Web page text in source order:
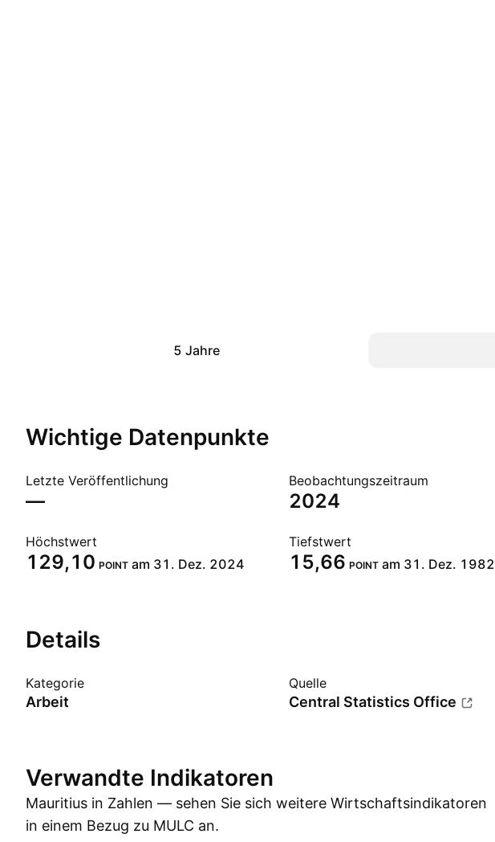
5 Jahre
Wichtige Datenpunkte
Letzte Veröffentlichung
—
Beobachtungszeitraum
2024
Höchstwert
129,10 POINT am 31. Dez. 2024
Tiefstwert
15,66 POINT am 31. Dez. 1982
Details
Kategorie
Arbeit
Quelle
Central Statistics Office
Verwandte Indikatoren
Mauritius in Zahlen — sehen Sie sich weitere Wirtschaftsindikatoren
in einem Bezug zu MULC an.